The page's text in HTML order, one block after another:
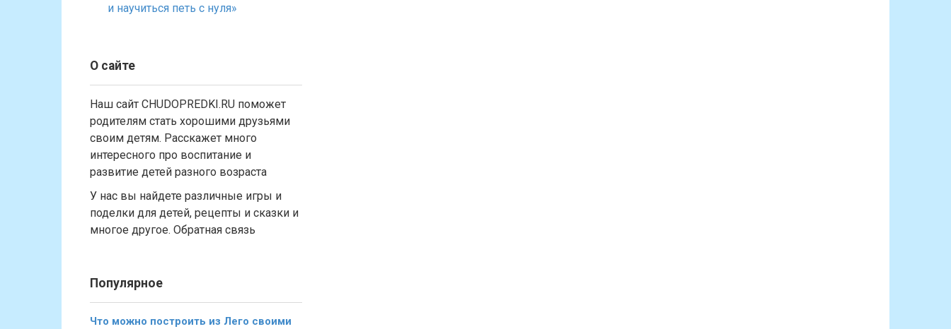
и научиться петь с нуля»
О сайте
Наш сайт CHUDOPREDKI.RU поможет
родителям стать хорошими друзьями
своим детям. Расскажет много
интересного про воспитание и
развитие детей разного возраста
У нас вы найдете различные игры и
поделки для детей, рецепты и сказки и
многое другое. Обратная связь
Популярное
Что можно построить из Лего своими